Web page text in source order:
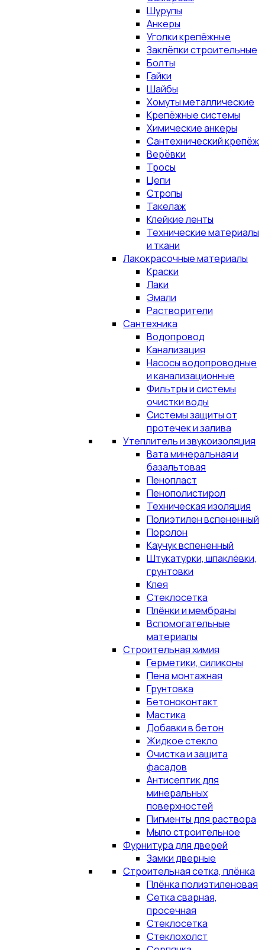
Шурупы
Анкеры
Уголки крепёжные
Заклёпки строительные
Болты
Гайки
Шайбы
Хомуты металлические
Крепёжные системы
Химические анкеры
Сантехнический крепёж
Верёвки
Тросы
Цепи
Стропы
Такелаж
Клейкие ленты
Технические материалы
и ткани
Лакокрасочные материалы
Краски
Лаки
Эмали
Растворители
Сантехника
Водопровод
Канализация
Насосы водопроводные
и канализационные
Фильтры и системы
очистки воды
Системы защиты от
протечек и залива
Утеплитель и звукоизоляция
Вата минеральная и
базальтовая
Пенопласт
Пенополистирол
Техническая изоляция
Полиэтилен вспененный
Поролон
Каучук вспененный
Штукатурки, шпаклёвки,
грунтовки
Клея
Стеклосетка
Плёнки и мембраны
Вспомогательные
материалы
Строительная химия
Герметики, силиконы
Пена монтажная
Грунтовка
Бетоноконтакт
Мастика
Добавки в бетон
Жидкое стекло
Очистка и защита
фасадов
Антисептик для
минеральных
поверхностей
Пигменты для раствора
Мыло строительное
Фурнитура для дверей
Замки дверные
Строительная сетка, плёнка
Плёнка полиэтиленовая
Сетка сварная,
просечная
Стеклосетка
Стеклохолст